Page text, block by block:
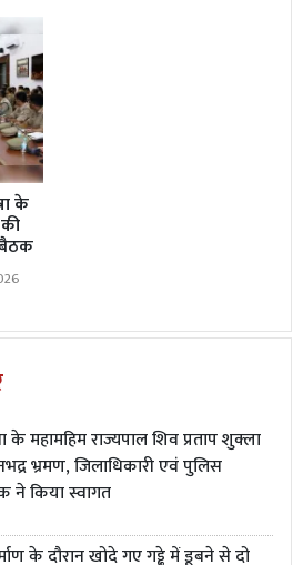
के
बैठक
के महामहिम राज्यपाल शिव प्रताप शुक्ला
भ्रमण, जिलाधिकारी एवं पुलिस
ने किया स्वागत
के दौरान खोदे गए गड्ढे में डूबने से दो